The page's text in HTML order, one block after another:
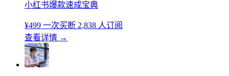
小红书爆款速成宝典
¥499 一次买断 2,838 人订阅
查看详情 →